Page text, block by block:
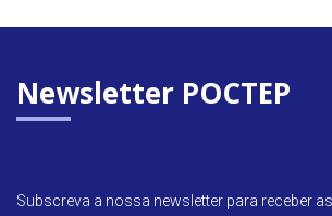
Newsletter POCTEP
Subscreva a nossa newsletter para receber